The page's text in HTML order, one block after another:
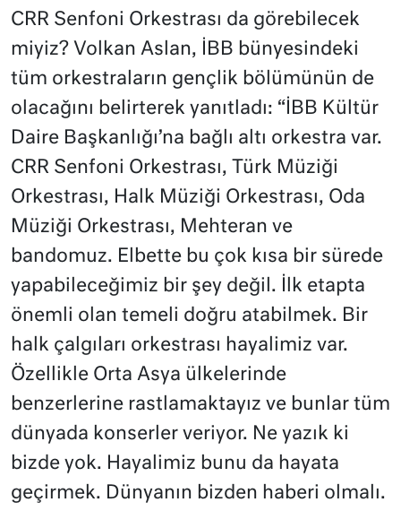
CRR Senfoni Orkestrası da görebilecek
miyiz? Volkan Aslan, İBB bünyesindeki
tüm orkestraların gençlik bölümünün de
olacağını belirterek yanıtladı: “İBB Kültür
Daire Başkanlığı’na bağlı altı orkestra var.
CRR Senfoni Orkestrası, Türk Müziği
Orkestrası, Halk Müziği Orkestrası, Oda
Müziği Orkestrası, Mehteran ve
bandomuz. Elbette bu çok kısa bir sürede
yapabileceğimiz bir şey değil. İlk etapta
önemli olan temeli doğru atabilmek. Bir
halk çalgıları orkestrası hayalimiz var.
Özellikle Orta Asya ülkelerinde
benzerlerine rastlamaktayız ve bunlar tüm
dünyada konserler veriyor. Ne yazık ki
bizde yok. Hayalimiz bunu da hayata
geçirmek. Dünyanın bizden haberi olmalı.